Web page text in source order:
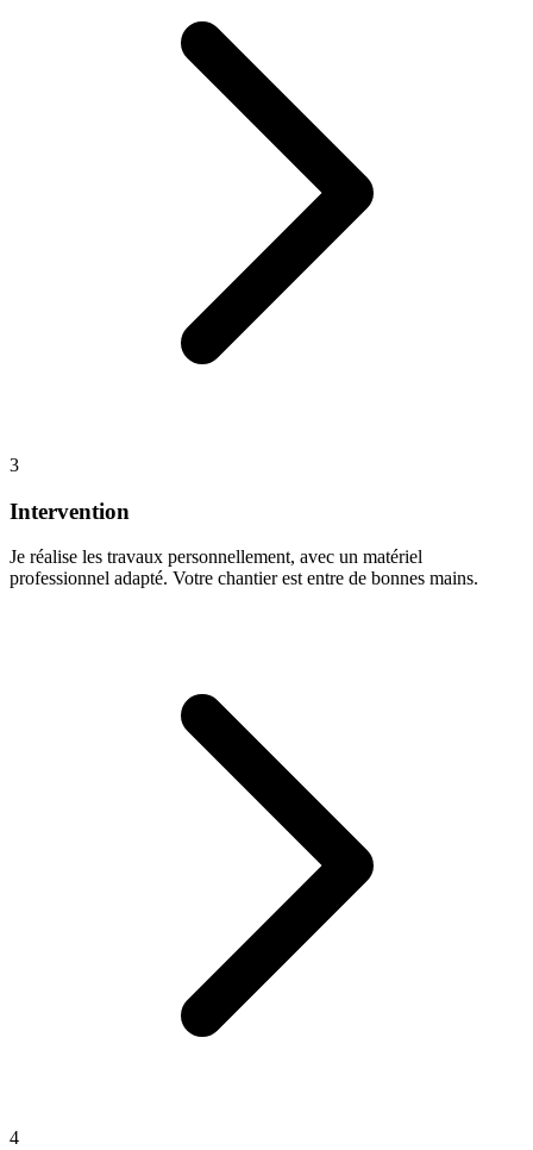
3
Intervention
Je réalise les travaux personnellement, avec un matériel
professionnel adapté. Votre chantier est entre de bonnes mains.
4